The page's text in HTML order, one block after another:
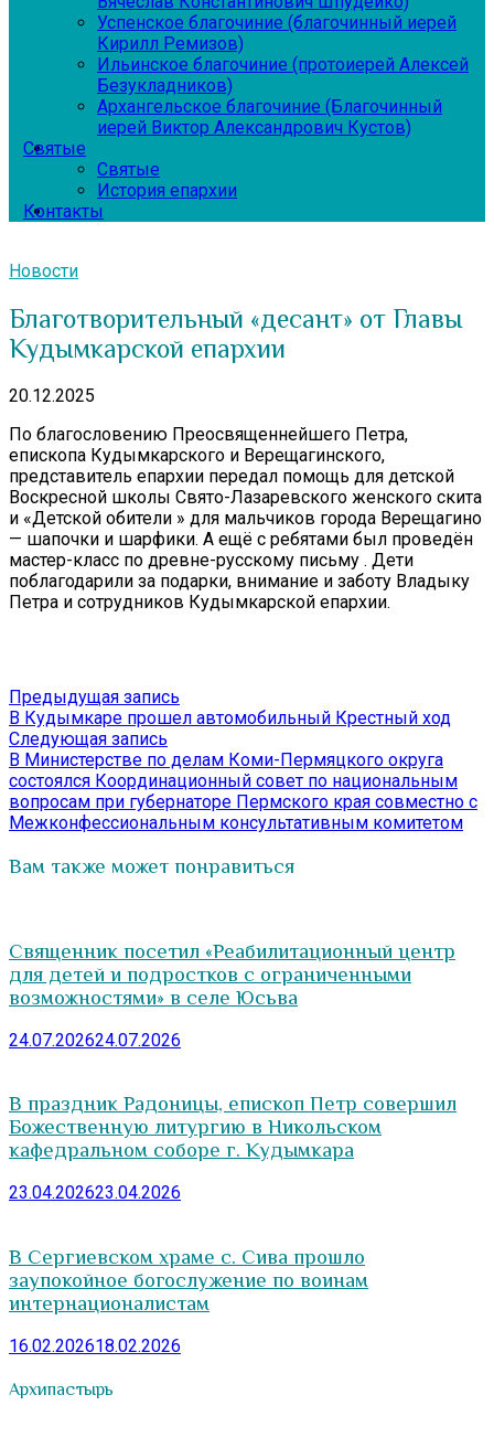
Успенское благочиние (благочинный иерей
Кирилл Ремизов)
Ильинское благочиние (протоиерей Алексей
Безукладников)
Архангельское благочиние (Благочинный
иерей Виктор Александрович Кустов)
Святые
Святые
История епархии
Контакты
Новости
Благотворительный «десант» от Главы
Кудымкарской епархии
20.12.2025
По благословению Преосвященнейшего Петра,
епископа Кудымкарского и Верещагинского,
представитель епархии передал помощь для детской
Воскресной школы Свято-Лазаревского женского скита
и «Детской обители » для мальчиков города Верещагино
— шапочки и шарфики. А ещё с ребятами был проведён
мастер-класс по древне-русскому письму . Дети
поблагодарили за подарки, внимание и заботу Владыку
Петра и сотрудников Кудымкарской епархии.
Навигация
по
записям
Предыдущая запись
запись:
В Кудымкаре прошел автомобильный Крестный ход
Следующая запись
запись:
В Министерстве по делам Коми-Пермяцкого округа
состоялся Координационный совет по национальным
вопросам при губернаторе Пермского края совместно с
Межконфессиональным консультативным комитетом
Вам также может понравиться
Священник посетил «Реабилитационный центр
для детей и подростков с ограниченными
возможностями» в селе Юсьва
24.07.202624.07.2026
В праздник Радоницы, епископ Петр совершил
Божественную литургию в Никольском
кафедральном соборе г. Кудымкара
23.04.202623.04.2026
В Сергиевском храме с. Сива прошло
заупокойное богослужение по воинам
интернационалистам
16.02.202618.02.2026
Архипастырь